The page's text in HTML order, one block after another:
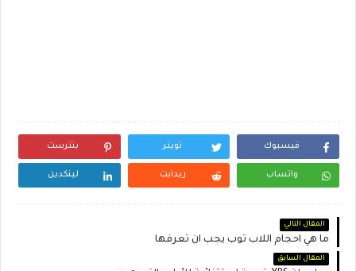
فيسبوك تويتر بنترست
واتساب ريدايت لينكدين
المقال التالي
ما هي احجام اللاب توب يجب ان تعرفها
المقال السابق